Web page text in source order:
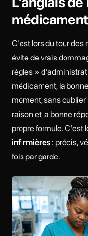
C'est lors du tour
évite de vrais
règles »
médicament, la
moment, sans
raison et la bonne
propre formule. C'est
infirmières : précis,
fois par garde.